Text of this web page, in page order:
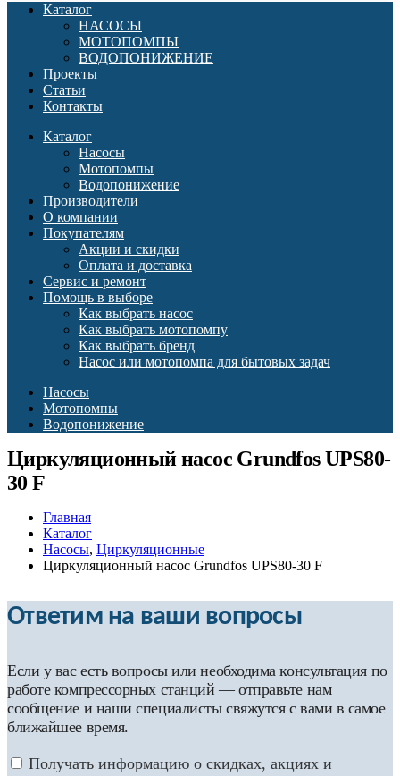
Каталог
НАСОСЫ
МОТОПОМПЫ
ВОДОПОНИЖЕНИЕ
Проекты
Статьи
Контакты
Каталог
Насосы
Мотопомпы
Водопонижение
Производители
О компании
Покупателям
Акции и скидки
Оплата и доставка
Сервис и ремонт
Помощь в выборе
Как выбрать насос
Как выбрать мотопомпу
Как выбрать бренд
Насос или мотопомпа для бытовых задач
Насосы
Мотопомпы
Водопонижение
Циркуляционный насос Grundfos UPS80-
30 F
Главная
Каталог
Насосы, Циркуляционные
Циркуляционный насос Grundfos UPS80-30 F
Ответим на ваши вопросы
Если у вас есть вопросы или необходима консультация по
работе компрессорных станций — отправьте нам
сообщение и наши специалисты свяжутся с вами в самое
ближайшее время.
Получать информацию о скидках, акциях и